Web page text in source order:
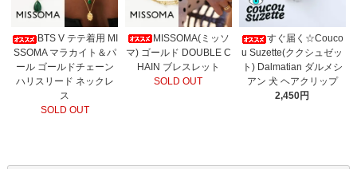
BTS V テテ着用 MI
SSOMA マラカイト＆パ
ール ゴールドチェーン
ハリスリード ネックレ
ス
SOLD OUT
MISSOMA(ミッソ
マ) ゴールド DOUBLE C
HAIN ブレスレット
SOLD OUT
すぐ届く☆Couco
u Suzette(ククシュゼッ
ト) Dalmatian ダルメシ
アン 犬 ヘアクリップ
2,450円